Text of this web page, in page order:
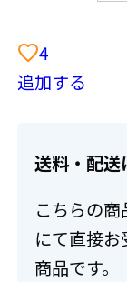
4
追加する
送料・配送
こちらの
にて直接
商品です。